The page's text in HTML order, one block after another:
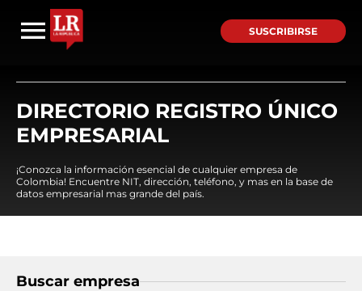
SUSCRIBIRSE
DIRECTORIO REGISTRO ÚNICO
EMPRESARIAL
¡Conozca la información esencial de cualquier empresa de
Colombia! Encuentre NIT, dirección, teléfono, y mas en la base de
datos empresarial mas grande del país.
Buscar empresa